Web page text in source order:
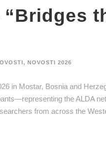
, NOVOSTI 2026
in Mostar, Bosnia and
the ALDA
from across the